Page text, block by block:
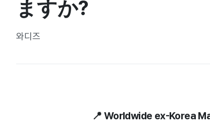
ますか?
와디즈
📍 Worldwide ex-Korea